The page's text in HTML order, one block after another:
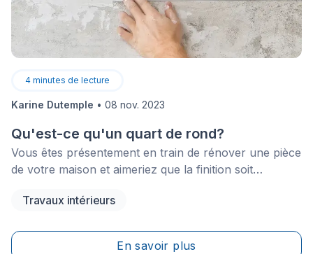
4 minutes de lecture
Karine Dutemple • 08 nov. 2023
Qu'est-ce qu'un quart de rond?
Vous êtes présentement en train de rénover une pièce
de votre maison et aimeriez que la finition soit
quarts de rond,&nbsp;est indispensable à cet égard et
esthétique. Vous aimeriez avoir de plus amples
Travaux intérieurs
En savoir plus